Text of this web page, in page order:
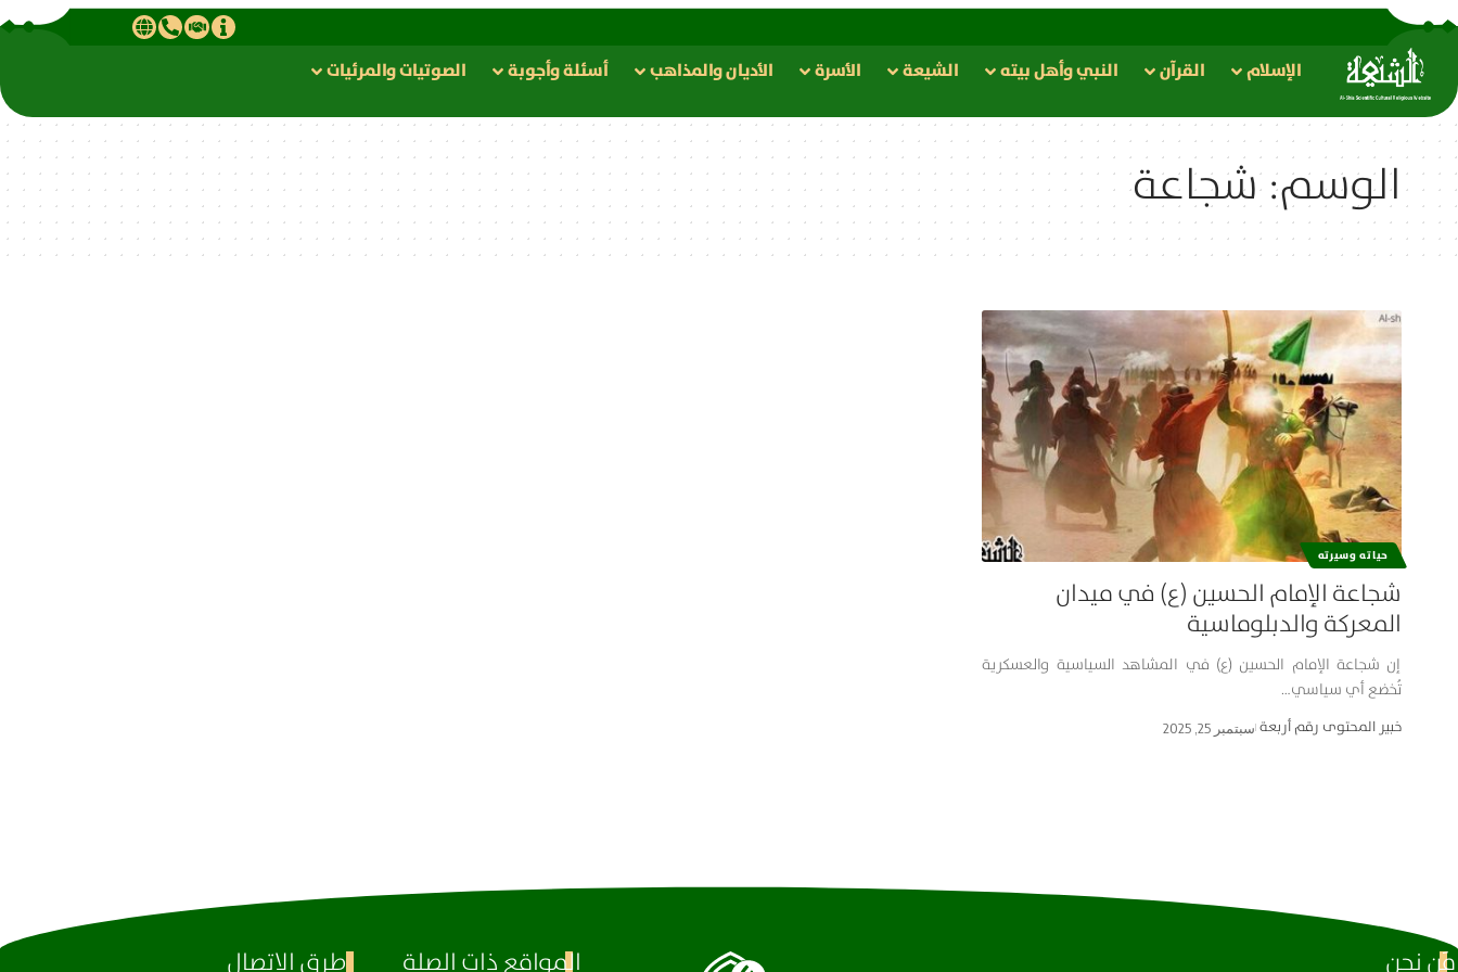
الإسلام القرآن النبي وأهل بيته الشيعة الأسرة الأدیان والمذاهب أسئلة وأجوبة الصوتیات والمرئیات
الوسم:شجاعة
حياته وسيرته
شجاعة الإمام الحسين (ع) في ميدان
المعركة والدبلوماسية
إن شجاعة الإمام الحسين (ع) في المشاهد السياسية والعسكرية
تُخضع أي سياسي…
خبير المحتوى رقم أربعة سبتمبر 25, 2025
مَن نحن المواقع ذات الصلة طرق الاتصال